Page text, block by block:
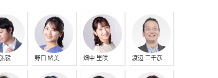
毅 野口 緒美 畑中 里咲 渡辺 三千彦